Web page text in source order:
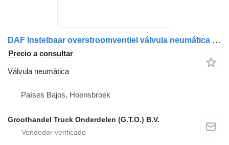
DAF Instelbaar overstroomventiel válvula neumática para DAF XF95, CF75, F85 camión
Precio a consultar
Válvula neumática
Países Bajos, Hoensbroek
Groothandel Truck Onderdelen (G.T.O.) B.V.